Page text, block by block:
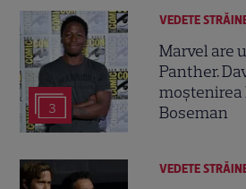
3
VEDETE
Marvel are
Panther.
Boseman
VEDETE